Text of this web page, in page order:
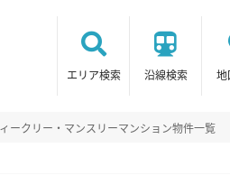
エリア検索 沿線検索 地
ークリー・マンスリーマンション物件一覧